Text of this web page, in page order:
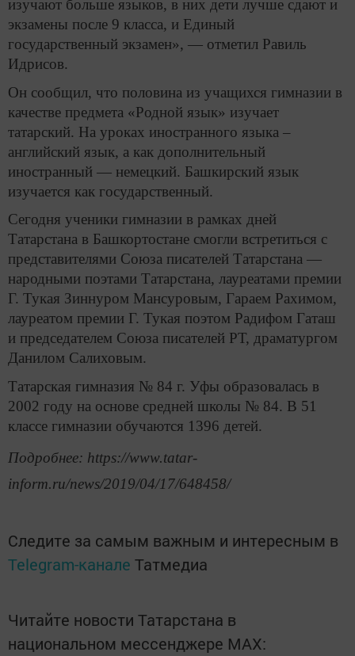
изучают больше языков, в них дети лучше сдают и
экзамены после 9 класса, и Единый
государственный экзамен», — отметил Равиль
Идрисов.
Он сообщил, что половина из учащихся гимназии в
качестве предмета «Родной язык» изучает
татарский. На уроках иностранного языка –
английский язык, а как дополнительный
иностранный — немецкий. Башкирский язык
изучается как государственный.
Сегодня ученики гимназии в рамках дней
Татарстана в Башкортостане смогли встретиться с
представителями Союза писателей Татарстана —
народными поэтами Татарстана, лауреатами премии
Г. Тукая Зиннуром Мансуровым, Гараем Рахимом,
лауреатом премии Г. Тукая поэтом Радифом Гаташ
и председателем Союза писателей РТ, драматургом
Данилом Салиховым.
Татарская гимназия № 84 г. Уфы образовалась в
2002 году на основе средней школы № 84. В 51
классе гимназии обучаются 1396 детей.
Подробнее: https://www.tatar-
inform.ru/news/2019/04/17/648458/
Следите за самым важным и интересным в
Telegram-канале Татмедиа
Читайте новости Татарстана в
национальном мессенджере MАХ: